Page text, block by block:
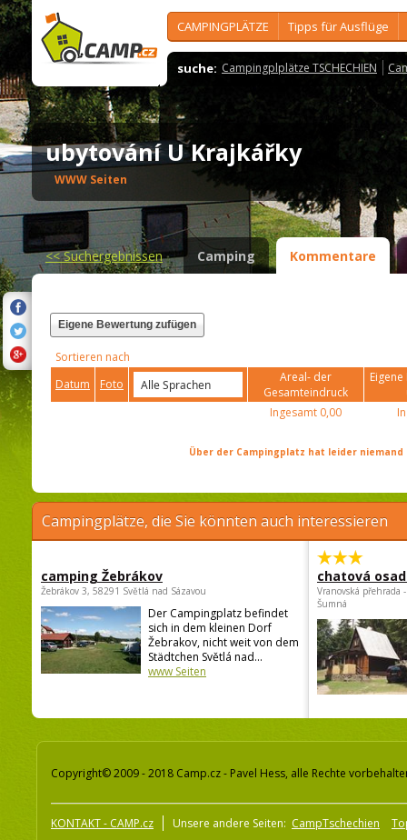
CAMPINGPLÄTZE Tipps für Ausflüge
suche: Campingplplätze TSCHECHIEN
ubytování U Krajkářky
WWW Seiten
<<Suchergebnissen Camping Kommentare
Eigene Bewertung zufügen
Sortieren nach
Datum
Foto
Areal- der
Gesamteindruck
Ingesamt 0,00
Über der Campingplatz hat leider
Campingplätze, die Sie könnten auch interessieren
camping Žebrákov
Žebrákov 3, 58291 Světlá nad Sázavou
Der Campingplatz befindet
sich in dem kleinen Dorf
Žebrakov, nicht weit von dem
Städtchen Světlá nad...
www Seiten
chatová
Vranovská přehrada
Šumná
Copyright© 2009 - 2018 Camp.cz - Pavel Hess, alle Rechte
KONTAKT - CAMP.cz Unsere andere Seiten: CampTschechien